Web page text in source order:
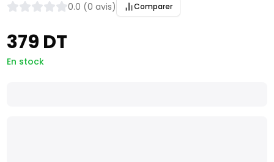
0.0 (0 avis) Comparer
379 DT
En stock